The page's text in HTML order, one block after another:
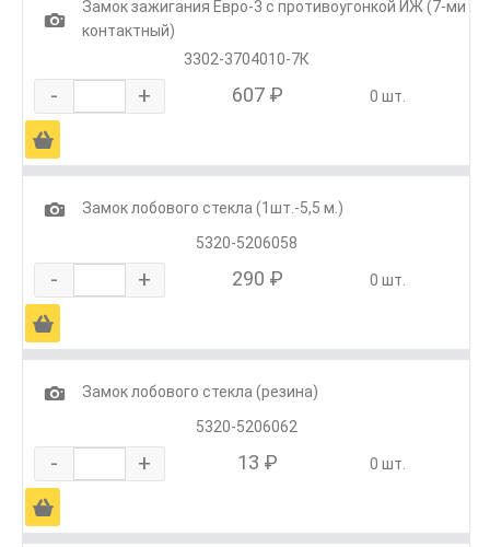
1
Замок зажигания Евро-3 с противоугонкой ИЖ (7-ми
контактный)
3302-3704010-7К
- + 607 ₽ 0 шт.
Ä
1
Замок лобового стекла (1шт.-5,5 м.)
5320-5206058
- + 290 ₽ 0 шт.
Ä
1
Замок лобового стекла (резина)
5320-5206062
- + 13 ₽ 0 шт.
Ä